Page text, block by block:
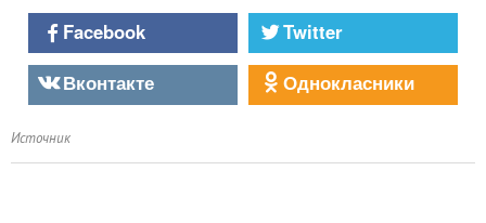
Facebook
Twitter
Вконтакте
Однокласники
Источник